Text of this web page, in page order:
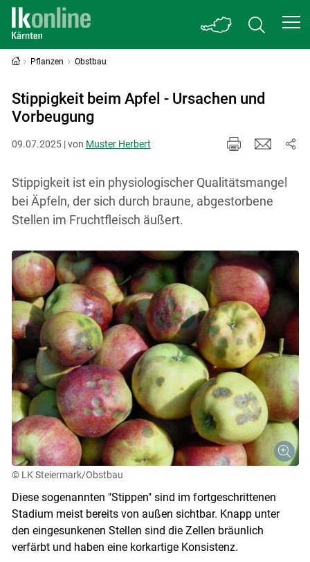
Pflanzen Obstbau
Stippigkeit beim Apfel - Ursachen und
Vorbeugung
09.07.2025 | von Muster Herbert
Stippigkeit ist ein physiologischer Qualitätsmangel
bei Äpfeln, der sich durch braune, abgestorbene
Stellen im Fruchtfleisch äußert.
© LK Steiermark/Obstbau
Diese sogenannten "Stippen" sind im fortgeschrittenen
Stadium meist bereits von außen sichtbar. Knapp unter
den eingesunkenen Stellen sind die Zellen bräunlich
verfärbt und haben eine korkartige Konsistenz.